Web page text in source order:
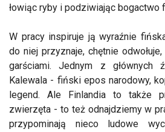
łowiąc ryby i podziwiając bogactwo
W pracy inspiruje ją wyraźnie
do niej przyznaje, chętnie
garściami. Jednym z głównych
Kalewala - fiński epos narodowy,
legend. Ale Finlandia to także
zwierzęta - to też odnajdziemy w
przypominają nieco ludowe